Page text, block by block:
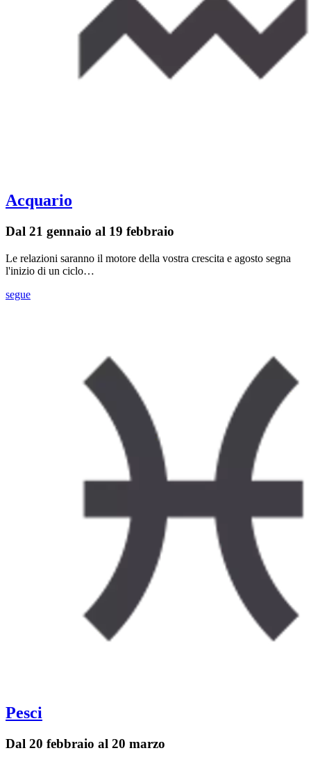
Acquario
Dal 21 gennaio al 19 febbraio
Le relazioni saranno il motore della vostra crescita e agosto segna
l'inizio di un ciclo…
segue
Pesci
Dal 20 febbraio al 20 marzo